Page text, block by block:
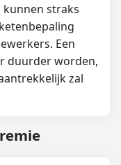
kunnen straks
Een
duurder worden,
zal